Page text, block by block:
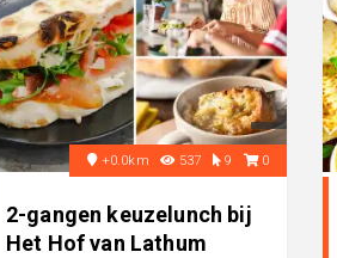
+0.0km 537 9 0
2-gangen keuzelunch bij
Het Hof van Lathum